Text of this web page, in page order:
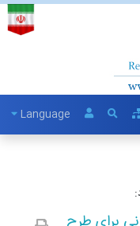
Language